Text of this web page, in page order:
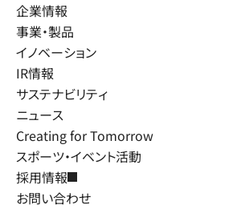
企業情報
事業・製品
イノベーション
IR情報
サステナビリティ
ニュース
Creating for Tomorrow
スポーツ・イベント活動
採用情報
お問い合わせ